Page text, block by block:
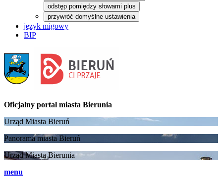
odstęp pomiędzy słowami plus
przywróć domyślne ustawienia
język migowy
BIP
Oficjalny portal miasta Bierunia
Urząd Miasta Bieruń
Panorama miasta Bieruń
Urząd Miasta Bierunia
menu